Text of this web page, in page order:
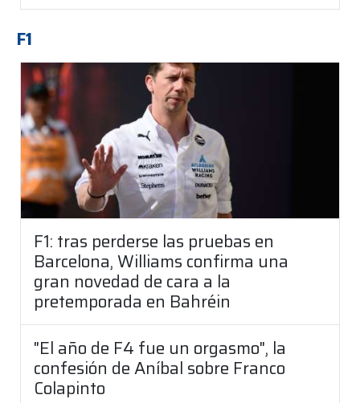
F1
F1: tras perderse las pruebas en
Barcelona, Williams confirma una
gran novedad de cara a la
pretemporada en Bahréin
"El año de F4 fue un orgasmo", la
confesión de Aníbal sobre Franco
Colapinto